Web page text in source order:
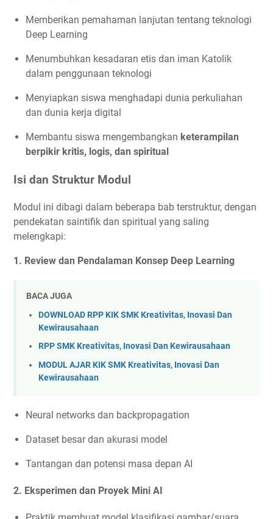
Memberikan pemahaman lanjutan tentang teknologi
Deep Learning
Menumbuhkan kesadaran etis dan iman Katolik
dalam penggunaan teknologi
Menyiapkan siswa menghadapi dunia perkuliahan
dan dunia kerja digital
Membantu siswa mengembangkan keterampilan
berpikir kritis, logis, dan spiritual
Isi dan Struktur Modul
Modul ini dibagi dalam beberapa bab terstruktur, dengan
pendekatan saintifik dan spiritual yang saling
melengkapi:
1. Review dan Pendalaman Konsep Deep Learning
BACA JUGA
DOWNLOAD RPP KIK SMK Kreativitas, Inovasi Dan
Kewirausahaan
RPP SMK Kreativitas, Inovasi Dan Kewirausahaan
MODUL AJAR KIK SMK Kreativitas, Inovasi Dan
Kewirausahaan
Neural networks dan backpropagation
Dataset besar dan akurasi model
Tantangan dan potensi masa depan AI
2. Eksperimen dan Proyek Mini AI